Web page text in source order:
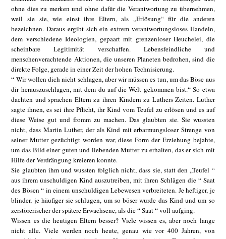
ohne dies zu merken und ohne dafür die Verantwortung zu übernehmen,
weil sie sie, wie einst ihre Eltern, als „Erlösung“ für die anderen
bezeichnen. Daraus ergibt sich ein extrem verantwortungsloses Handeln,
dem verschiedene Ideologien, gepaart mit grenzenloser Heuchelei, die
scheinbare Legitimität verschaffen. Lebensfeindliche und
menschenverachtende Aktionen, die unseren Planeten bedrohen, sind die
direkte Folge, gerade in einer Zeit der hohen Technisierung.
“ Wir wollen dich nicht schlagen, aber wir müssen es tun, um das Böse aus
dir herauszuschlagen, mit dem du auf die Welt gekommen bist.“ So etwa
dachten und sprachen Eltern zu ihren Kindern zu Luthers Zeiten. Luther
sagte ihnen, es sei ihre Pflicht, ihr Kind vom Teufel zu erlösen und es auf
diese Weise gut und fromm zu machen. Das glaubten sie. Sie wussten
nicht, dass Martin Luther, der als Kind mit erbarmungsloser Strenge von
seiner Mutter gezüchtigt worden war, diese Form der Erziehung bejahte,
um das Bild einer guten und liebenden Mutter zu erhalten, das er sich mit
Hilfe der Verdrängung kreieren konnte.
Sie glaubten ihm und wussten folglich nicht, dass sie, statt den „Teufel “
aus ihrem unschuldigen Kind auszutreiben, mit ihren Schlägen die “ Saat
des Bösen “ in einem unschuldigen Lebewesen verbreiteten. Je heftiger, je
blinder, je häufiger sie schlugen, um so böser wurde das Kind und um so
zerstörerischer der spätere Erwachsene, als die “ Saat “ voll aufging.
Wissen es die heutigen Eltern besser? Viele wissen es, aber noch lange
nicht alle. Viele werden noch heute, genau wie vor 400 Jahren, von